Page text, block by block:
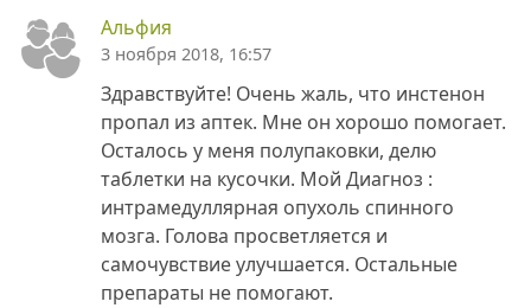
Альфия
3 ноября 2018, 16:57
Здравствуйте! Очень жаль, что инстенон
пропал из аптек. Мне он хорошо помогает.
Осталось у меня полупаковки, делю
таблетки на кусочки. Мой Диагноз :
интрамедуллярная опухоль спинного
мозга. Голова просветляется и
самочувствие улучшается. Остальные
препараты не помогают.